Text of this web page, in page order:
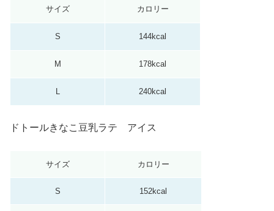
サイズ カロリー
S 144kcal
M 178kcal
240kcal
ドトールきなこ豆乳ラテ アイス
サイズ カロリー
S 152kcal